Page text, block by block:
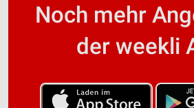
Noch mehr
der weekli